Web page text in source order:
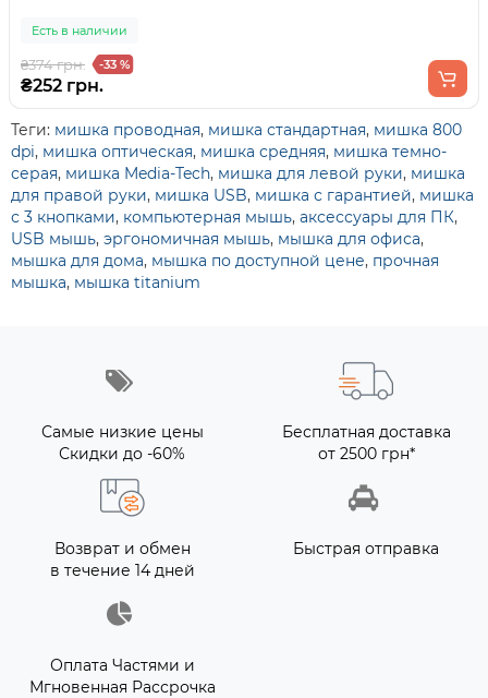
Есть в наличии
₴374 грн. -33 %
₴252 грн.
Теги: мишка проводная, мишка стандартная, мишка 800
dpi, мишка оптическая, мишка средняя, мишка темно-
серая, мишка Media-Tech, мишка для левой руки, мишка
для правой руки, мишка USB, мишка с гарантией, мишка
с 3 кнопками, компьютерная мышь, аксессуары для ПК,
USB мышь, эргономичная мышь, мышка для офиса,
мышка для дома, мышка по доступной цене, прочная
мышка, мышка titanium
Самые низкие цены
Скидки до -60%
Бесплатная доставка
от 2500 грн*
Возврат и обмен
в течение 14 дней
Быстрая отправка
Оплата Частями и
Мгновенная Рассрочка